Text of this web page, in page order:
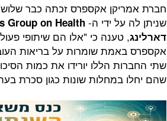
חברת אמריקן אקספרס זכתה כבר
שניתן לה על ידי ה-Group on Health
דארלינג, טענה כי "אלו הם שיתופי
אקספרס באמת שומרות על בריאות
שתי החברות הללו יורידו את כמות
שהם יחלו במחלות שונות כגון סכרת